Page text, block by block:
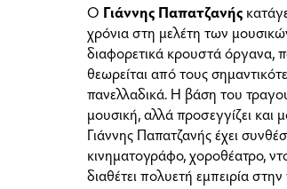
Ο Γιάννης Παπατζανής
χρόνια στη μελέτη των
διαφορετικά κρουστά όργανα,
θεωρείται από τους
πανελλαδικά. Η βάση του
μουσική, αλλά προσεγγίζει
Γιάννης Παπατζανής έχει
κινηματογράφο, χοροθέατρο,
διαθέτει πολυετή εμπειρία